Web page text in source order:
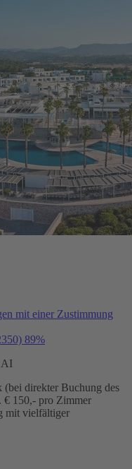
mit einer Zustimmung
89%
AI
direkter Buchung des
€ 150,- pro Zimmer
mit vielfältiger